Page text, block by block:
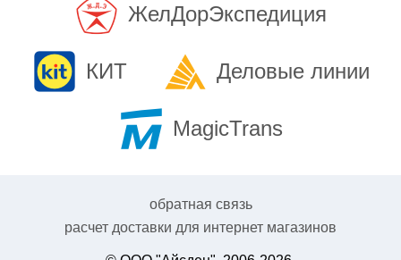
ЖелДорЭкспедиция
КИТ Деловые линии
MagicTrans
обратная связь
расчет доставки для интернет магазинов